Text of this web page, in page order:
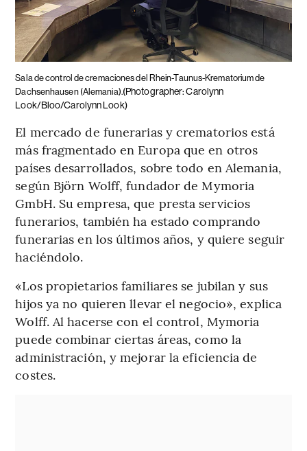
Sala de control de cremaciones del Rhein-Taunus-Krematorium de
Dachsenhausen (Alemania).(Photographer: Carolynn
Look/Bloo/Carolynn Look)
El mercado de funerarias y crematorios está
más fragmentado en Europa que en otros
países desarrollados, sobre todo en Alemania,
según Björn Wolff, fundador de Mymoria
GmbH. Su empresa, que presta servicios
funerarios, también ha estado comprando
funerarias en los últimos años, y quiere seguir
haciéndolo.
«Los propietarios familiares se jubilan y sus
hijos ya no quieren llevar el negocio», explica
Wolff. Al hacerse con el control, Mymoria
puede combinar ciertas áreas, como la
administración, y mejorar la eficiencia de
costes.